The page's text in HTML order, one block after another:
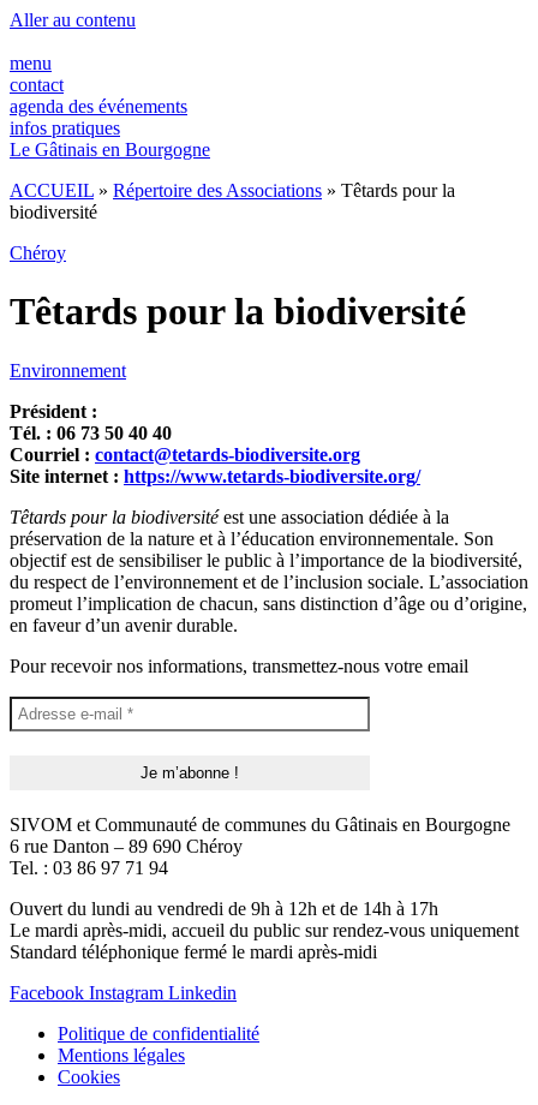
Aller au contenu
menu
contact
agenda des événements
infos pratiques
Le Gâtinais en Bourgogne
ACCUEIL » Répertoire des Associations » Têtards pour la
biodiversité
Chéroy
Têtards pour la biodiversité
Environnement
Président :
Tél. : 06 73 50 40 40
Courriel : contact@tetards-biodiversite.org
Site internet : https://www.tetards-biodiversite.org/
Têtards pour la biodiversitéest une association dédiée à la
préservation de la nature et à l’éducation environnementale. Son
objectif est de sensibiliser le public à l’importance de la biodiversité,
du respect de l’environnement et de l’inclusion sociale. L’association
promeut l’implication de chacun, sans distinction d’âge ou d’origine,
en faveur d’un avenir durable.
Pour recevoir nos informations, transmettez-nous votre email
SIVOM et Communauté de communes du Gâtinais en Bourgogne
6 rue Danton – 89 690 Chéroy
Tel. : 03 86 97 71 94
Ouvert du lundi au vendredi de 9h à 12h et de 14h à 17h
Le mardi après-midi, accueil du public sur rendez-vous uniquement
Standard téléphonique fermé le mardi après-midi
Facebook Instagram Linkedin
Politique de confidentialité
Mentions légales
Cookies